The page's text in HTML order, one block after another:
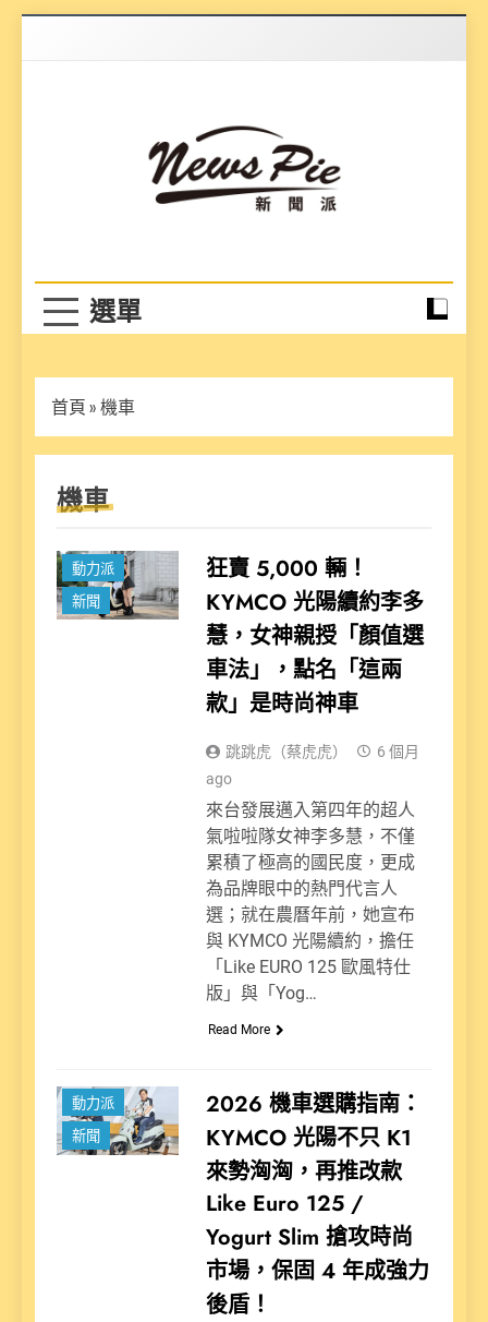
首頁 » 機車
機車
動力派
新聞
狂賣 5,000 輛！
KYMCO 光陽續約李多
慧，女神親授「顏值選
車法」，點名「這兩
款」是時尚神車
跳跳虎（蔡虎虎）
6 個月
ago
來台發展邁入第四年的超人
氣啦啦隊女神李多慧，不僅
累積了極高的國民度，更成
為品牌眼中的熱門代言人
選；就在農曆年前，她宣布
與 KYMCO 光陽續約，擔任
「Like EURO 125 歐風特仕
版」與「Yog…
Read More
動力派
新聞
2026 機車選購指南：
KYMCO 光陽不只 K1
來勢洶洶，再推改款
Like Euro 125 /
Yogurt Slim 搶攻時尚
市場，保固 4 年成強力
後盾！